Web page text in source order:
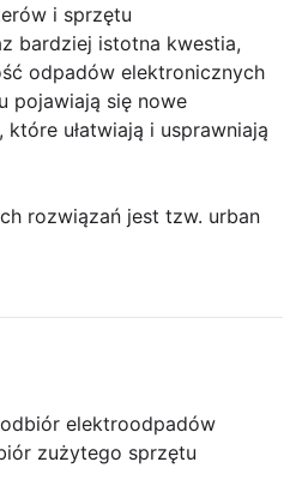
i sprzętu
bardziej istotna kwestia,
odpadów elektronicznych
pojawiają się nowe
ułatwiają i usprawniają
rozwiązań jest tzw. urban
odbiór elektroodpadów
zużytego sprzętu